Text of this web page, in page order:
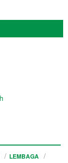
LEMBAGA